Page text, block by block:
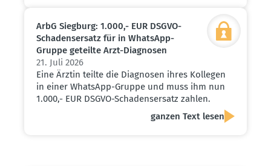
ArbG Siegburg: 1.000,- EUR DSGVO-
Schadens­ersatz für in WhatsApp-
Gruppe geteilte Arzt-Diagnosen
21. Juli 2026
Eine Ärztin teilte die Diagnosen ihres Kollegen
in einer WhatsApp-Gruppe und muss ihm nun
1.000,- EUR DSGVO-Schadensersatz zahlen.
ganzen Text lesen